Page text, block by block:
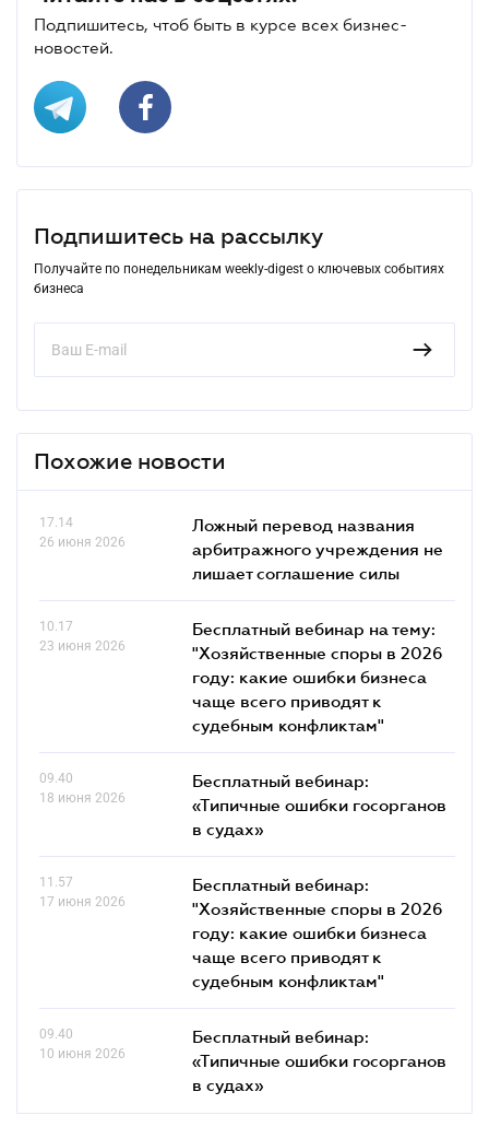
Подпишитесь, чтоб быть в курсе всех бизнес-
новостей.
Подпишитесь на рассылку
Получайте по понедельникам weekly-digest о ключевых событиях
бизнеса
Похожие новости
17.14
26 июня 2026
Ложный перевод названия
арбитражного учреждения не
лишает соглашение силы
10.17
23 июня 2026
Бесплатный вебинар на тему:
"Хозяйственные споры в 2026
году: какие ошибки бизнеса
чаще всего приводят к
судебным конфликтам"
09.40
18 июня 2026
Бесплатный вебинар:
«Типичные ошибки госорганов
в судах»
11.57
17 июня 2026
Бесплатный вебинар:
"Хозяйственные споры в 2026
году: какие ошибки бизнеса
чаще всего приводят к
судебным конфликтам"
09.40
10 июня 2026
Бесплатный вебинар:
«Типичные ошибки госорганов
в судах»